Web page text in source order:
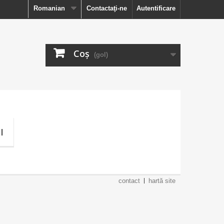
Autentificare
Contactaţi-ne
Romanian
Coş (gol)
contact hartă site